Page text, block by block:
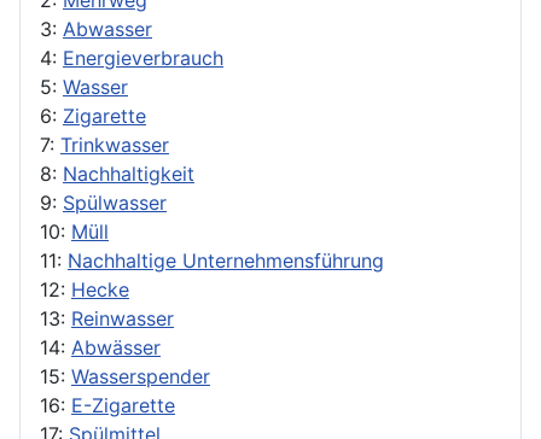
3: Abwasser
4: Energieverbrauch
5: Wasser
6: Zigarette
7: Trinkwasser
8: Nachhaltigkeit
9: Spülwasser
10: Müll
11: Nachhaltige Unternehmensführung
12: Hecke
13: Reinwasser
14: Abwässer
15: Wasserspender
16: E-Zigarette